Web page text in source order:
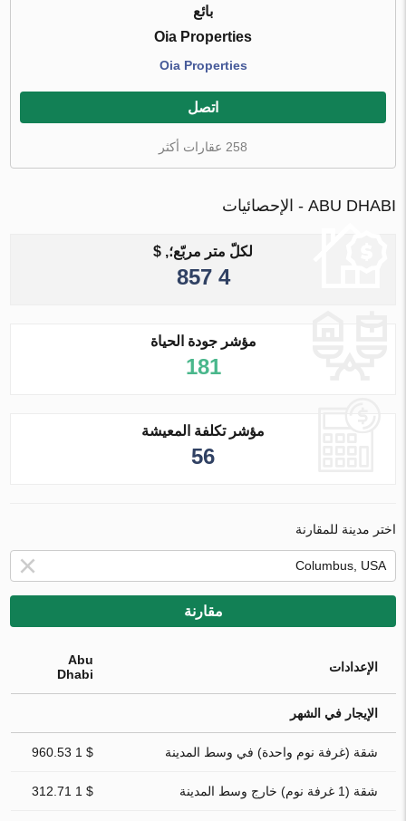
بائع
Oia Properties
Oia Properties
اتصل
258 عقارات أكثر
ABU DHABI - الإحصائيات
لكلّ متر مربّع؛, $
4 857
مؤشر جودة الحياة
181
مؤشر تكلفة المعيشة
56
اختر مدينة للمقارنة
مقارنة
الإعدادات
Abu
Dhabi
الإيجار في الشهر
شقة (غرفة نوم واحدة) في وسط المدينة $ 1 960.53
شقة (1 غرفة نوم) خارج وسط المدينة $ 1 312.71